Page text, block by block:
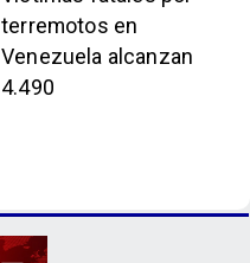
terremotos en
Venezuela alcanzan
4.490